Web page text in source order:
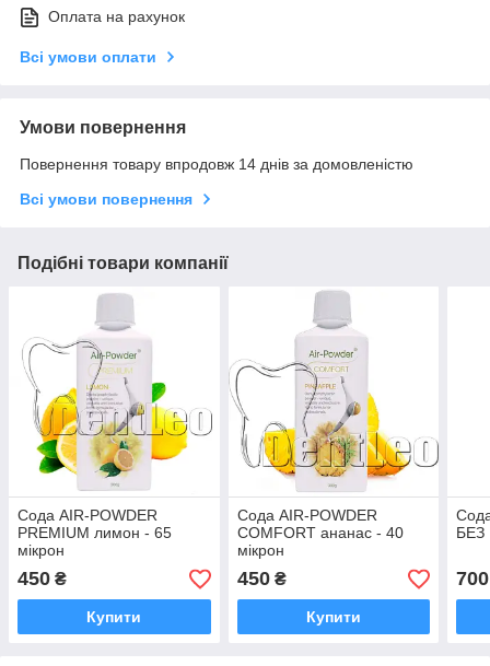
Оплата на рахунок
Всі умови оплати
Умови повернення
Повернення товару впродовж 14 днів за домовленістю
Всі умови повернення
Подібні товари компанії
Сода AIR-POWDER
PREMIUM лимон - 65
мікрон
450 ₴
Купити
Сода AIR-POWDER
COMFORT ананас - 40
мікрон
450₴
Купити
БЕЗ
700